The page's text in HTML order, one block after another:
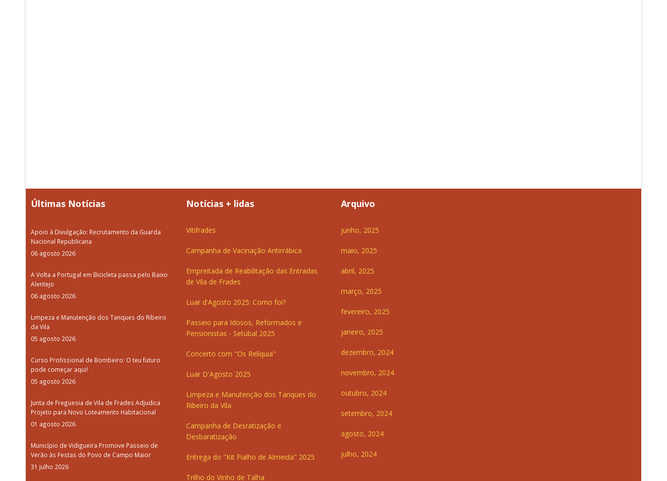
Últimas Notícias
Apoio à Divulgação: Recrutamento da Guarda
Nacional Republicana
06 agosto 2026
A Volta a Portugal em Bicicleta passa pelo Baixo
Alentejo
06 agosto 2026
Limpeza e Manutenção dos Tanques do Ribeiro
da Vila
05 agosto 2026
Curso Profissional de Bombeiro: O teu futuro
pode começar aqui!
05 agosto 2026
Junta de Freguesia de Vila de Frades Adjudica
Projeto para Novo Loteamento Habitacional
01 agosto 2026
Município de Vidigueira Promove Passeio de
Verão às Festas do Povo de Campo Maior
31 julho 2026
Notícias + lidas
Vitifrades
Campanha de Vacinação Antirrábica
Empreitada de Reabilitação das Entradas
de Vila de Frades
Luar d'Agosto 2025: Como foi?
Passeio para Idosos, Reformados e
Pensionistas - Setúbal 2025
Concerto com "Os Relíquia"
Luar D'Agosto 2025
Limpeza e Manutenção dos Tanques do
Ribeiro da Vila
Campanha de Desratização e
Desbaratização
Entrega do "Kit Fialho de Almeida" 2025
Trilho do Vinho de Talha
Arquivo
junho, 2025
maio, 2025
abril, 2025
março, 2025
fevereiro, 2025
janeiro, 2025
dezembro, 2024
novembro, 2024
outubro, 2024
setembro, 2024
agosto, 2024
julho, 2024